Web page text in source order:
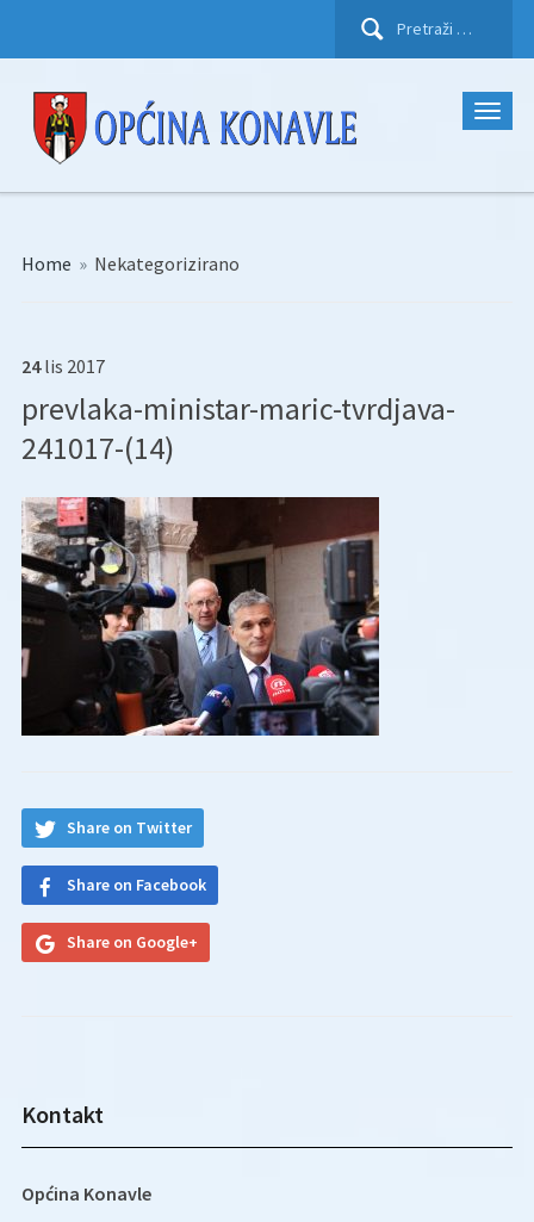
Pretraži:
Home » Nekategorizirano
24 lis 2017
prevlaka-ministar-maric-tvrdjava-
241017-(14)
Share on Twitter
Share on Facebook
Share on Google+
Kontakt
Općina Konavle